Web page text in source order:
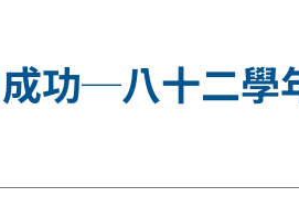
功─八十二學